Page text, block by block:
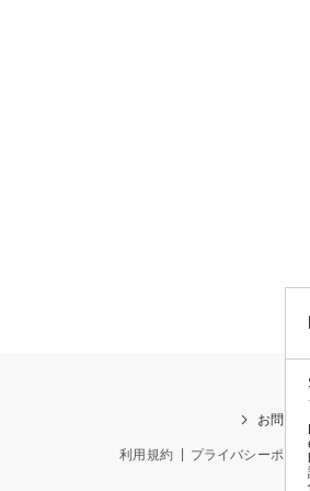
お問い合
利用規約 プライバシーポリ